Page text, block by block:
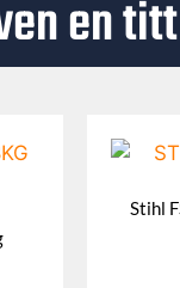
en
Stihl